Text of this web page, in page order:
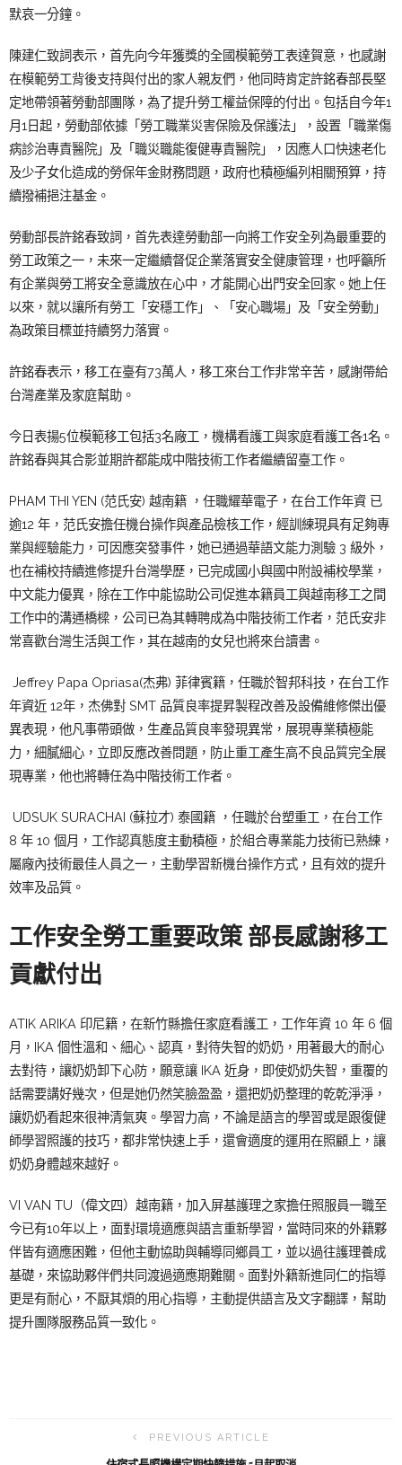
默哀一分鐘。
陳建仁致詞表示，首先向今年獲獎的全國模範勞工表達賀意，也感謝
在模範勞工背後支持與付出的家人親友們，他同時肯定許銘春部長堅
定地帶領著勞動部團隊，為了提升勞工權益保障的付出。包括自今年1
月1日起，勞動部依據「勞工職業災害保險及保護法」，設置「職業傷
病診治專責醫院」及「職災職能復健專責醫院」，因應人口快速老化
及少子女化造成的勞保年金財務問題，政府也積極編列相關預算，持
續撥補挹注基金。
勞動部長許銘春致詞，首先表達勞動部一向將工作安全列為最重要的
勞工政策之一，未來一定繼續督促企業落實安全健康管理，也呼籲所
有企業與勞工將安全意識放在心中，才能開心出門安全回家。她上任
以來，就以讓所有勞工「安穩工作」、「安心職場」及「安全勞動」
為政策目標並持續努力落實。
許銘春表示，移工在臺有73萬人，移工來台工作非常辛苦，感謝帶給
台灣產業及家庭幫助。
今日表揚5位模範移工包括3名廠工，機構看護工與家庭看護工各1名。
許銘春與其合影並期許都能成中階技術工作者繼續留臺工作。
PHAM THI YEN (范氏安) 越南籍 ，任職耀華電子，在台工作年資 已
逾12 年，范氏安擔任機台操作與產品檢核工作，經訓練現具有足夠專
業與經驗能力，可因應突發事件，她已通過華語文能力測驗 3 級外，
也在補校持續進修提升台灣學歷，已完成國小與國中附設補校學業，
中文能力優異，除在工作中能協助公司促進本籍員工與越南移工之間
工作中的溝通橋樑，公司已為其轉聘成為中階技術工作者，范氏安非
常喜歡台灣生活與工作，其在越南的女兒也將來台讀書。
Jeffrey Papa Opriasa(杰弗) 菲律賓籍，任職於智邦科技，在台工作
年資近 12年，杰佛對 SMT 品質良率提昇製程改善及設備維修傑出優
異表現，他凡事帶頭做，生產品質良率發現異常，展現專業積極能
力，細膩細心，立即反應改善問題，防止重工產生高不良品質完全展
現專業，他也將轉任為中階技術工作者。
UDSUK SURACHAI (蘇拉才) 泰國籍 ，任職於台塑重工，在台工作
8 年 10 個月，工作認真態度主動積極，於組合專業能力技術已熟練，
屬廠內技術最佳人員之一，主動學習新機台操作方式，且有效的提升
效率及品質。
工作安全勞工重要政策部長感謝移工
貢獻付出
ATIK ARIKA 印尼籍，在新竹縣擔任家庭看護工，工作年資 10 年 6 個
月，IKA 個性溫和、細心、認真，對待失智的奶奶，用著最大的耐心
去對待，讓奶奶卸下心防，願意讓 IKA 近身，即使奶奶失智，重覆的
話需要講好幾次，但是她仍然笑臉盈盈，還把奶奶整理的乾乾淨淨，
讓奶奶看起來很神清氣爽。學習力高，不論是語言的學習或是跟復健
師學習照護的技巧，都非常快速上手，還會適度的運用在照顧上，讓
奶奶身體越來越好。
VI VAN TU （偉文四） 越南籍，加入屏基護理之家擔任照服員一職至
今已有10年以上，面對環境適應與語言重新學習，當時同來的外籍夥
伴皆有適應困難，但他主動協助與輔導同鄉員工，並以過往護理養成
基礎，來協助夥伴們共同渡過適應期難關。面對外籍新進同仁的指導
更是有耐心，不厭其煩的用心指導，主動提供語言及文字翻譯，幫助
提升團隊服務品質一致化。
PREVIOUS ARTICLE